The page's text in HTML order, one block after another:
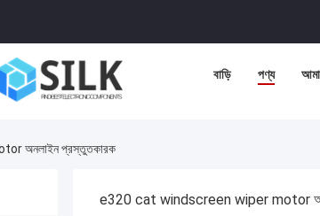
বাড়ি পণ্য
অনলাইন প্রস্তুতকারক
e320 cat windscreen wiper motor